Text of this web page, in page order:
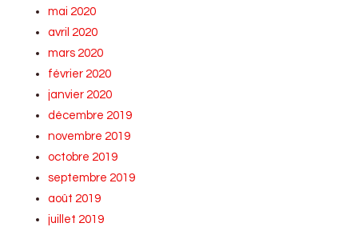
mai 2020
avril 2020
mars 2020
février 2020
janvier 2020
décembre 2019
novembre 2019
octobre 2019
septembre 2019
août 2019
juillet 2019